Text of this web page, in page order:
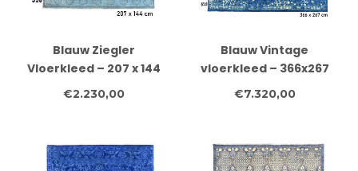
Blauw Ziegler
Vloerkleed – 207 x 144
cm – Handgeknoopt en
€2.230,00
Blauw Vintage
vloerkleed – 366x267
cm – Handgeknoopt
€7.320,00